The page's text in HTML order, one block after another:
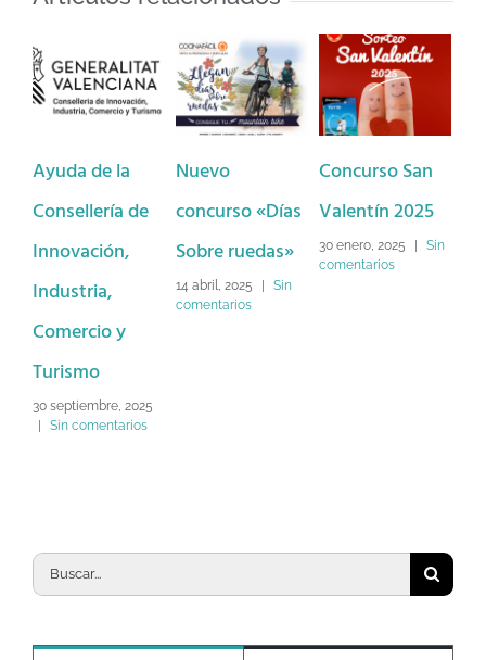
Ayuda de la
Consellería de
Innovación,
Industria,
Comercio y
Turismo
30 septiembre, 2025
|
Sin comentarios
Nuevo
concurso «Días
Sobre ruedas»
14 abril, 2025 |
Sin
comentarios
Concurso San
Valentín 2025
30 enero, 2025 |
Sin
comentarios
Buscar: